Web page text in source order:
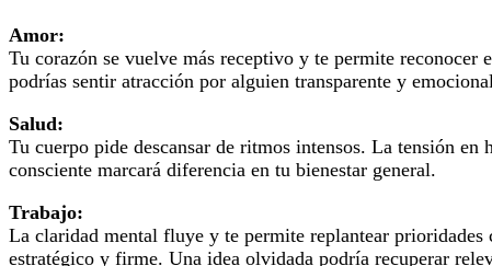
Amor:
Tu corazón se vuelve más receptivo y te permite reconocer
podrías sentir atracción por alguien transparente y
Salud:
Tu cuerpo pide descansar de ritmos intensos. La tensión
consciente marcará diferencia en tu bienestar general.
Trabajo:
La claridad mental fluye y te permite replantear
estratégico y firme. Una idea olvidada podría recuperar